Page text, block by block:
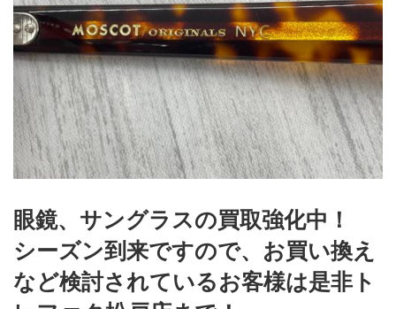
眼鏡、サングラスの買取強化中！
シーズン到来ですので、お買い換え
など検討されているお客様は是非ト